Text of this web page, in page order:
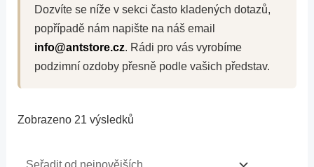
Dozvíte se níže v sekci často kladených dotazů,
popřípadě nám napište na náš email
info@antstore.cz. Rádi pro vás vyrobíme
podzimní ozdoby přesně podle vašich představ.
Zobrazeno 21 výsledků